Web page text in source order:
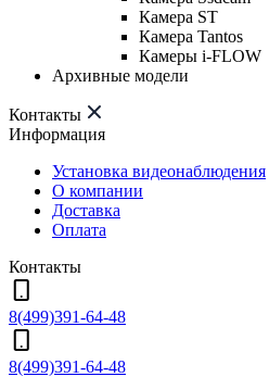
Камера ST
Камера Tantos
Камеры i-FLOW
Архивные модели
Контакты
Информация
Установка видеонаблюдения
О компании
Доставка
Оплата
Контакты
8(499)391-64-48
8(499)391-64-48